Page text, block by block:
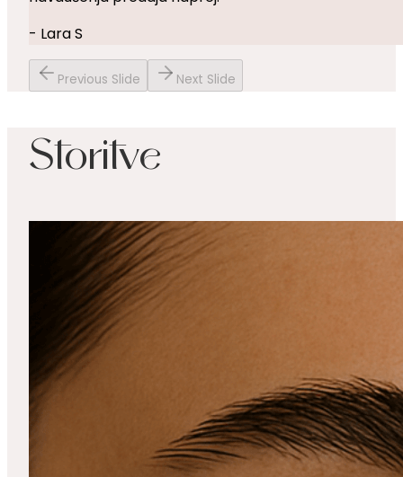
- Lara S
Previous Slide Next Slide
Storitve